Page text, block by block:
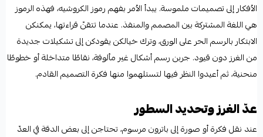
الأفكار إلى تصميمات ملموسة. يبدأ الأمر بفهم رموز الكروشيه، فهذه الرموز
هي اللغة المشتركة بين المصمم والمنفذ. عندما تتقنّ قراءتها، يمكنكن
الابتكار بالرسم الحر على الورق، وترك خيالكن يقودكن إلى تشكيلات جديدة
من الغرز دون قيود. جربن رسم أشكال غير مألوفة، نقاطًا متداخلة أو خطوطًا
منحنية، ثم أعيدوا النظر فيها لتستلهموا منها فكرة التصميم القادم.
عدّ الغرز وتحديد السطور
عند نقل فكرة أو صورة إلى باترون مرسوم، تحتاجن إلى بعض الدقة في العدّ